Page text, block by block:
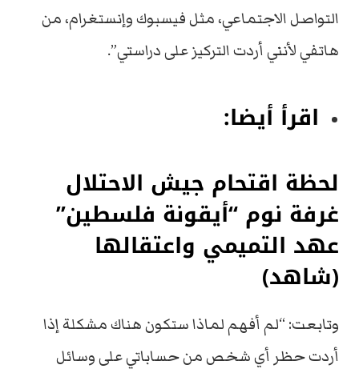
التواصل الاجتماعي، مثل فيسبوك وإنستغرام، من
هاتفي لأنني أردت التركيز على دراستي”.
اقرأ أيضا:
لحظة اقتحام جيش الاحتلال
غرفة نوم “أيقونة فلسطين”
عهد التميمي واعتقالها
(شاهد)
وتابعت: “لم أفهم لماذا ستكون هناك مشكلة إذا
أردت حظر أي شخص من حساباتي على وسائل